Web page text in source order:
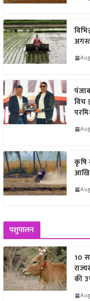
विच
कृषि
पशुपालन
10
की